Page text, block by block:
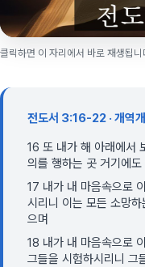
클릭하면 이 자리에서 바로 재생됩니
전도서 3:16-22 · 개역
16 또 내가 해 아래에서
의를 행하는 곳 거기에
17 내가 내 마음속으로
시리니 이는 모든 소망
으며
18 내가 내 마음속으로
그들을 시험하시리니 그